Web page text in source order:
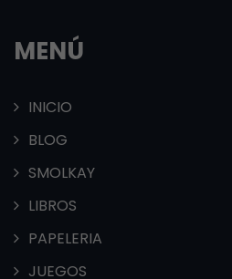
MENÚ
INICIO
BLOG
SMOLKAY
LIBROS
PAPELERIA
JUEGOS